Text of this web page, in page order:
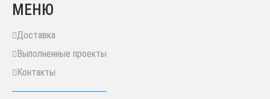
МЕНЮ
Доставка
Выполненные проекты
Контакты